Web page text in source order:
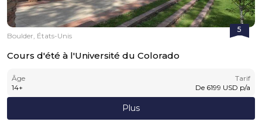
5
Boulder, États-Unis
Cours d'été à l'Université du Colorado
Âge
14+
Tarif
De 6199 USD p/a
Plus